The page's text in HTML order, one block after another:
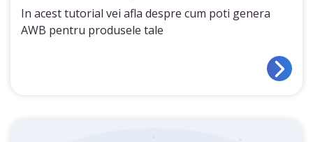
In acest tutorial vei afla despre cum poti genera
AWB pentru produsele tale